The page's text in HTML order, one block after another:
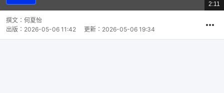
片
總
共
2:11
撰文： 何夏怡
出版： 2026-05-06 11:42 更新： 2026-05-06 19:34